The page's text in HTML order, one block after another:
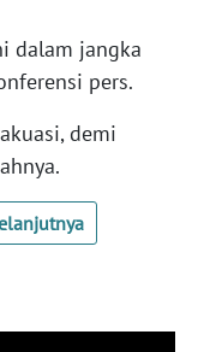
dalam jangka
pers.
demi